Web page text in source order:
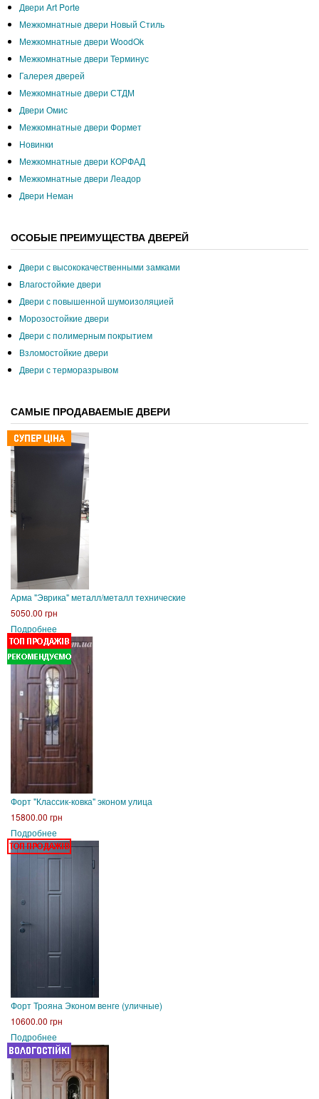
Двери Art Porte
Межкомнатные двери Новый Стиль
Межкомнатные двери WoodOk
Межкомнатные двери Терминус
Галерея дверей
Межкомнатные двери СТДМ
Двери Омис
Межкомнатные двери Формет
Новинки
Межкомнатные двери КОРФАД
Межкомнатные двери Леадор
Двери Неман
ОСОБЫЕ ПРЕИМУЩЕСТВА ДВЕРЕЙ
Двери с высококачественными замками
Влагостойкие двери
Двери с повышенной шумоизоляцией
Морозостойкие двери
Двери с полимерным покрытием
Взломостойкие двери
Двери с терморазрывом
САМЫЕ ПРОДАВАЕМЫЕ ДВЕРИ
Арма "Эврика" металл/металл технические
5050.00 грн
Подробнее
Форт "Классик-ковка" эконом улица
15800.00 грн
Подробнее
Форт Трояна Эконом венге (уличные)
10600.00 грн
Подробнее